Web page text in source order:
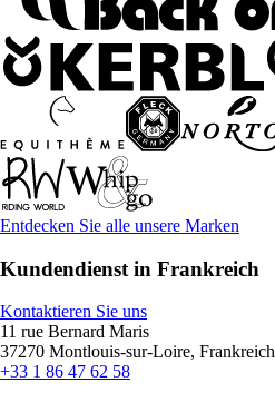
Entdecken Sie alle unsere Marken
Kundendienst in Frankreich
Kontaktieren Sie uns
11 rue Bernard Maris
37270 Montlouis-sur-Loire, Frankreich
+33 1 86 47 62 58